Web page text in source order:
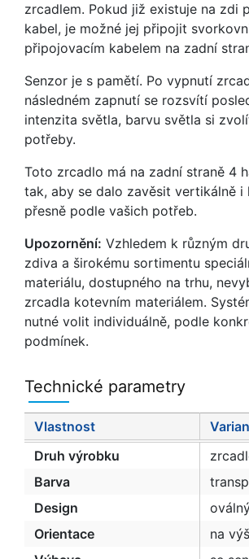
zrcadlem. Pokud již existuje na zdi
kabel, je možné jej připojit
připojovacím kabelem na zadní
Senzor je s pamětí. Po vypnutí
následném zapnutí se rozsvítí
intenzita světla, barvu světla si
potřeby.
Toto zrcadlo má na zadní straně 4
tak, aby se dalo zavěsit vertikálně i
přesně podle vašich potřeb.
Upozornění: Vzhledem k různým
zdiva a širokému sortimentu
materiálu, dostupného na trhu,
zrcadla kotevním materiálem.
nutné volit individuálně, podle
podmínek.
Technické parametry
Vlastnost
Druh výrobku
Barva
Design
Orientace
na